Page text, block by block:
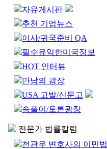
자유게시판
추천 기업뉴스
이사/귀국준비 QA
필수유익한미국정보
HOT 인터뷰
만남의 광장
USA 고발/신문고
속풀이/토론광장
전문가 법률칼럼
천관우 변호사의 이민법